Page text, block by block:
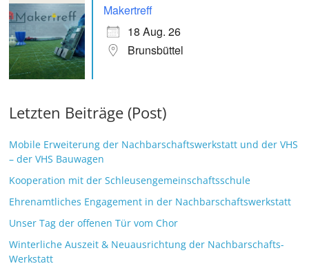
Makertreff
18 Aug. 26
Brunsbüttel
Letzten Beiträge (Post)
Mobile Erweiterung der Nachbarschaftswerkstatt und der VHS
– der VHS Bauwagen
Kooperation mit der Schleusengemeinschaftsschule
Ehrenamtliches Engagement in der Nachbarschaftswerkstatt
Unser Tag der offenen Tür vom Chor
Winterliche Auszeit & Neuausrichtung der Nachbarschafts-
Werkstatt